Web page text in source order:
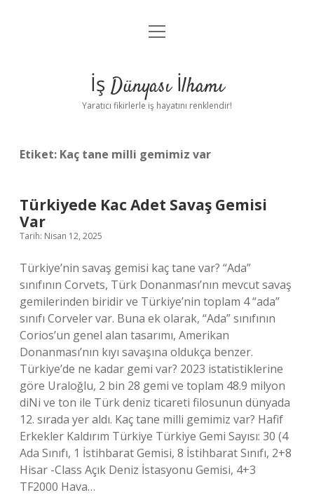
Anasayfa
Yasal Uyarı
menüyü
İş Dünyası İlhamı
Yaratıcı fikirlerle iş hayatını renklendir!
Etiket: Kaç tane milli gemimiz var
Türkiyede Kac Adet Savaş Gemisi
Var
Tarih: Nisan 12, 2025
Türkiye’nin savaş gemisi kaç tane var? “Ada”
sınıfının Corvets, Türk Donanması’nın mevcut savaş
gemilerinden biridir ve Türkiye’nin toplam 4 “ada”
sınıfı Corveler var. Buna ek olarak, “Ada” sınıfının
Corios’un genel alan tasarımı, Amerikan
Donanması’nın kıyı savaşına oldukça benzer.
Türkiye’de ne kadar gemi var? 2023 istatistiklerine
göre Uraloğlu, 2 bin 28 gemi ve toplam 48.9 milyon
diNi ve ton ile Türk deniz ticareti filosunun dünyada
12. sırada yer aldı. Kaç tane milli gemimiz var? Hafif
Erkekler Kaldırım Türkiye Türkiye Gemi Sayısı: 30 (4
Ada Sınıfı, 1 İstihbarat Gemisi, 8 İstihbarat Sınıfı, 2+8
Hisar -Class Açık Deniz İstasyonu Gemisi, 4+3
TF2000 Hava…